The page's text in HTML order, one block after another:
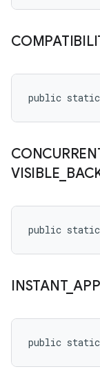
public
VISIBLE
public
INSTANT_ APP
public